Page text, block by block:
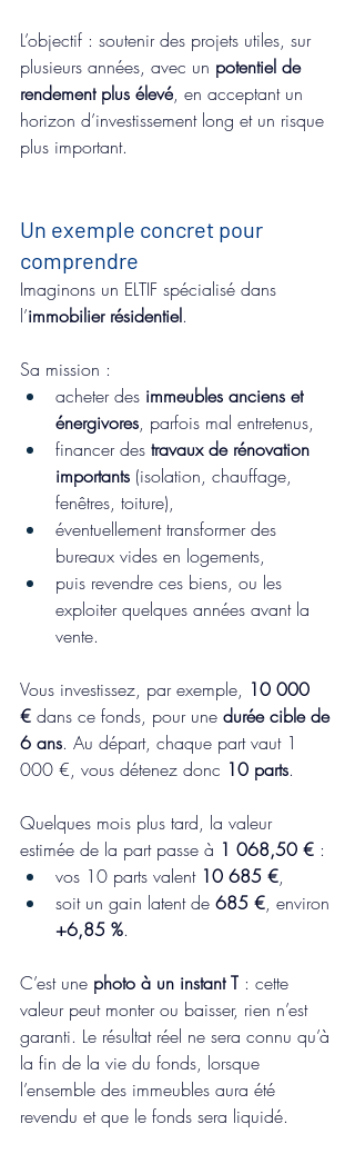
L’objectif : soutenir des projets utiles, sur
plusieurs années, avec un potentiel de
rendement plus élevé, en acceptant un
horizon d’investissement long et un risque
plus important.
Un exemple concret pour
comprendre
Imaginons un ELTIF spécialisé dans
l’immobilier résidentiel.
Sa mission :
acheter des immeubles anciens et
énergivores, parfois mal entretenus,
financer des travaux de rénovation
importants (isolation, chauffage,
fenêtres, toiture),
éventuellement transformer des
bureaux vides en logements,
puis revendre ces biens, ou les
exploiter quelques années avant la
vente.
Vous investissez, par exemple, 10 000
€ dans ce fonds, pour une durée cible de
6 ans. Au départ, chaque part vaut 1
000 €, vous détenez donc 10 parts.
Quelques mois plus tard, la valeur
estimée de la part passe à 1 068,50 € :
vos 10 parts valent 10 685 €,
soit un gain latent de 685 €, environ
+6,85 %.
C’est une photo à un instant T : cette
valeur peut monter ou baisser, rien n’est
garanti. Le résultat réel ne sera connu qu’à
la fin de la vie du fonds, lorsque
l’ensemble des immeubles aura été
revendu et que le fonds sera liquidé.